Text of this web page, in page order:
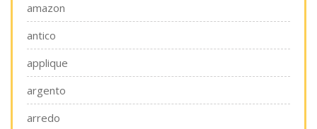
amazon
antico
applique
argento
arredo